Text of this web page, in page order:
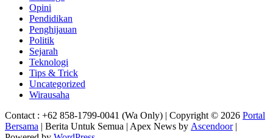
Opini
Pendidikan
Penghijauan
Politik
Sejarah
Teknologi
Tips & Trick
Uncategorized
Wirausaha
Contact : +62 858-1799-0041 (Wa Only) | Copyright © 2026 Portal
Bersama | Berita Untuk Semua | Apex News by Ascendoor|